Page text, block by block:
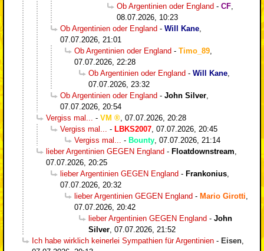
Ob Argentinien oder England - CF
08.07.2026, 10:23
Ob Argentinien oder England - Will Kane
07.07.2026, 21:01
Ob Argentinien oder England - Timo_89
07.07.2026, 22:28
Ob Argentinien oder England - Will Kane
07.07.2026, 23:32
Ob Argentinien oder England - John Silver
07.07.2026, 20:54
Vergiss mal...
- VM
07.07.2026, 20:28
Vergiss mal...
- LBKS2007 07.07.2026, 20:45
Vergiss mal...
- Bounty 07.07.2026, 21:14
lieber Argentinien GEGEN England - Floatdownstream
07.07.2026, 20:25
lieber Argentinien GEGEN England - Frankonius
07.07.2026, 20:32
lieber Argentinien GEGEN England - Mario Girotti
07.07.2026, 20:42
lieber Argentinien GEGEN England - John
Silver 07.07.2026, 21:52
Ich habe wirklich keinerlei Sympathien für Argentinien - Eisen